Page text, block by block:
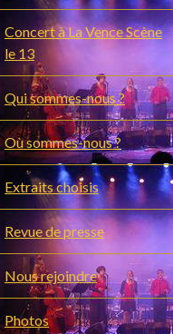
Concert à La Vence Scène
le 13
Qui sommes-nous ?
Où sommes-nous ?
Extraits choisis
Revue de presse
Nous rejoindre
Photos